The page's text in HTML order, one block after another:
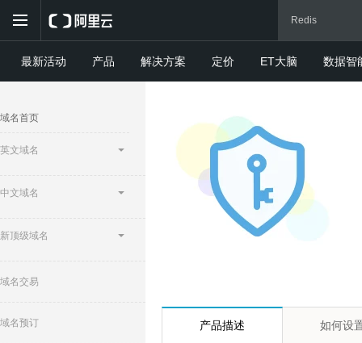
最新活动 产品 解决方案 定价 ET大脑 数据智
域名首页
英文域名
中文域名
新顶级域名
域名交易
域名预订 产品描述 如何设